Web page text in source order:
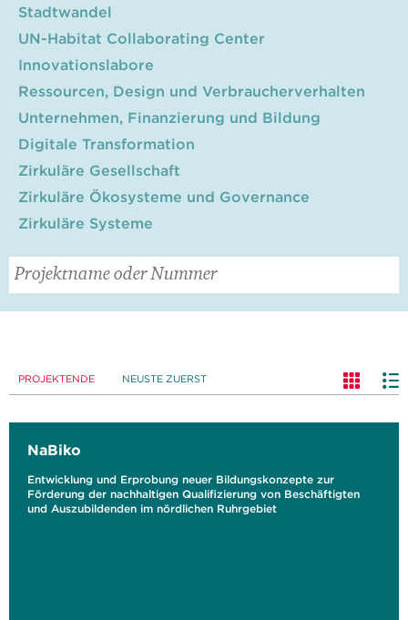
Stadtwandel
UN-Habitat Collaborating Center
Innovationslabore
Ressourcen, Design und Verbraucherverhalten
Unternehmen, Finanzierung und Bildung
Digitale Transformation
Zirkuläre Gesellschaft
Zirkuläre Ökosysteme und Governance
Zirkuläre Systeme
PROJEKTENDE NEUSTE ZUERST
NaBiko
Entwicklung und Erprobung neuer Bildungskonzepte zur
Förderung der nachhaltigen Qualifizierung von Beschäftigten
und Auszubildenden im nördlichen Ruhrgebiet